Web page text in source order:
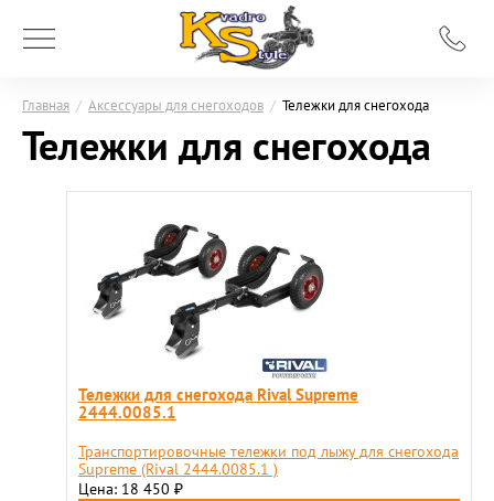
Главная / Аксессуары для снегоходов / Тележки для снегохода
Тележки для снегохода
Тележки для снегохода Rival Supreme
2444.0085.1
Транспортировочные тележки под лыжу для снегохода
Supremе (Rival 2444.0085.1 )
Цена: 18 450 ₽